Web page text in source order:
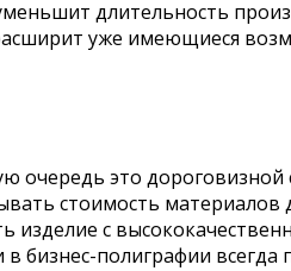
длительность
уже имеющиеся
это дороговизной
стоимость материалов
изделие с
полиграфии всегда